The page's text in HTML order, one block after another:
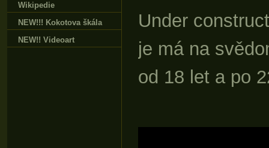
Under
je má na
od 18 let a po
Wikipedie
NEW!!! Kokotova škála
NEW!! Videoart